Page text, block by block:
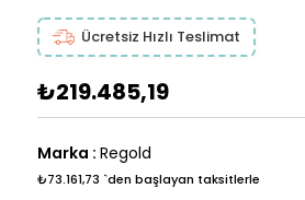
Ücretsiz Hızlı Teslimat
₺219.485,19
Marka : Regold
₺73.161,73 `den başlayan taksitlerle